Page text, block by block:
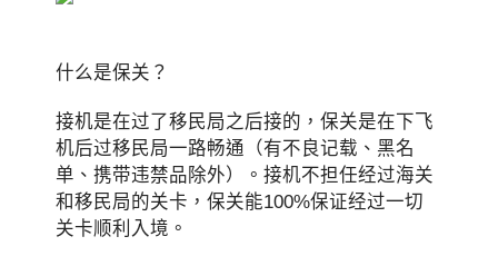
什么是保关？
接机是在过了移民局之后接的，保关是在下飞
机后过移民局一路畅通（有不良记载、黑名
单、携带违禁品除外）。接机不担任经过海关
和移民局的关卡，保关能100%保证经过一切
关卡顺利入境。